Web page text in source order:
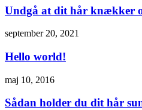
Undgå at dit hår knækker
september 20, 2021
Hello world!
maj 10, 2016
Sådan holder du dit hår